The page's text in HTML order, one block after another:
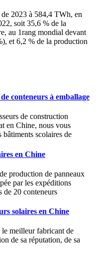
2023 à 584,4 TWh, en
soit 35,6 % de la
au 1rang mondial devant
et 6,2 % de la production
conteneurs à emballage
de construction
en Chine, nous vous
bâtiments scolaires de
en Chine
production de panneaux
par les expéditions
de 20 conteneurs
solaires en Chine
meilleur fabricant de
de sa réputation, de sa